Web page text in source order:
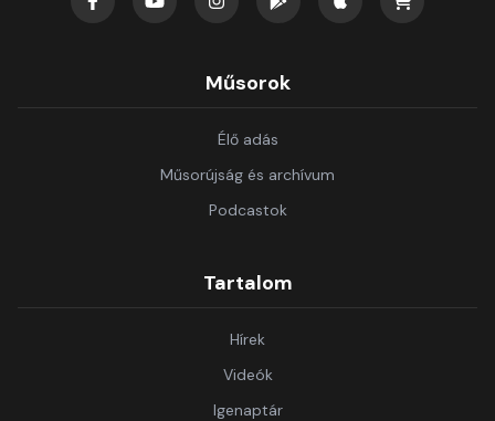
Műsorok
Élő adás
Műsorújság és archívum
Podcastok
Tartalom
Hírek
Videók
Igenaptár